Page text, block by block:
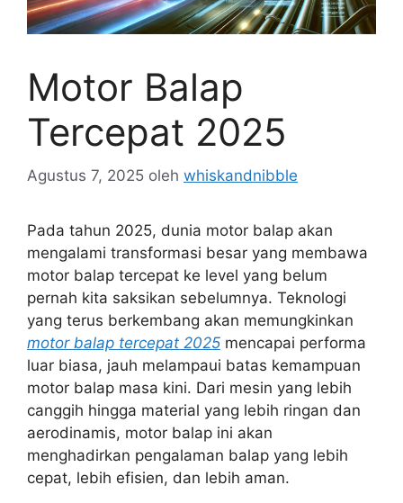
Motor Balap
Tercepat 2025
Agustus 7, 2025 oleh whiskandnibble
Pada tahun 2025, dunia motor balap akan
mengalami transformasi besar yang membawa
motor balap tercepat ke level yang belum
pernah kita saksikan sebelumnya. Teknologi
yang terus berkembang akan memungkinkan
motor balap tercepat 2025 mencapai performa
luar biasa, jauh melampaui batas kemampuan
motor balap masa kini. Dari mesin yang lebih
canggih hingga material yang lebih ringan dan
aerodinamis, motor balap ini akan
menghadirkan pengalaman balap yang lebih
cepat, lebih efisien, dan lebih aman.